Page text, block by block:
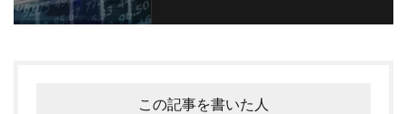
この記事を書いた人